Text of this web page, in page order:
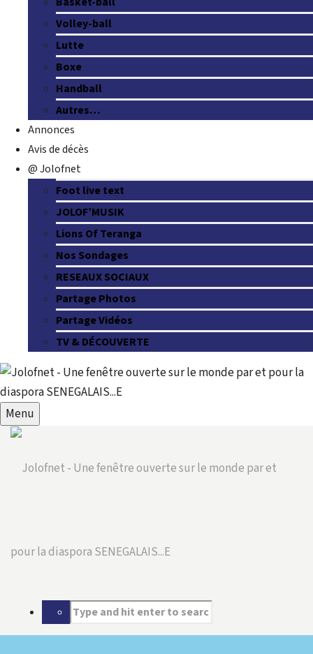
Volley-ball
Lutte
Boxe
Handball
Autres…
Annonces
Avis de décès
@ Jolofnet
Foot live text
JOLOF’MUSIK
Lions Of Teranga
Nos Sondages
RESEAUX SOCIAUX
Partage Photos
Partage Vidéos
TV & DÉCOUVERTE
Menu